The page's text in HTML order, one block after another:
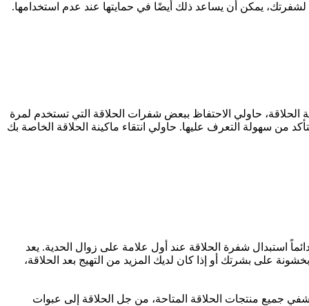
يمكن أن يساعد ذلك أيضًا في حمايتها عند عدم استخدامها.
حاولي الاحتفاظ ببعض شفرات الحلاقة التي تستخدم لمرة
من سهولة التعرف عليها. حاولي انتقاء ماكينة الحلاقة الخاصة بك
تستمر عادةً من خمس إلى 10 مرات حلاقة. مع هذا، يجب عليك دائماً استبدال شفرة الحلاقة عند أول علامة على زوال الحدية. يعد
على بشرتك أو إذا كان لديك المزيد من التهيج بعد الحلاقة،
جميع منتجات الحلاقة المتاحة، من جل الحلاقة إلى عبوات